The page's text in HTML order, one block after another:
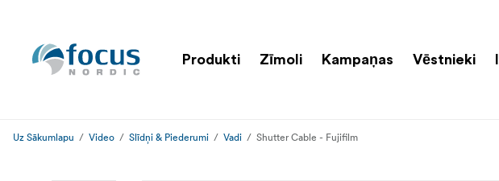
Produkti Zīmoli Kampaņas Vēstnieki
Uz Sākumlapu Video Slīdņi & Piederumi Vadi Shutter Cable - Fujifilm